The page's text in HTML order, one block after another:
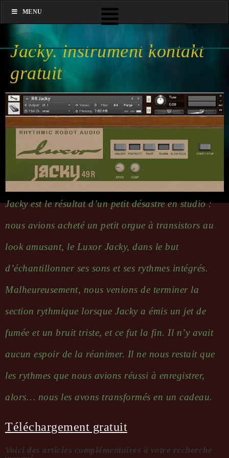
Jacky. instrument kontakt
gratuit
Jacky est le résultat d’un petit désastre en studio :
nous avions acheté un petit orgue à transistors au
look amusant, le Luxor Jacky, dans le but
d’échantillonner ses sons et ses rythmes intégrés.
Malheureusement, nous venions de terminer la
section rythmique lorsque Jacky a émis un jet de
fumée et un bruit triste, et ce fut la fin. Il n’y avait
aucun espoir de la réanimer. Il ne nous restait que
les rythmes que nous avions réussi à enregistrer,
alors… nous les avons transformés en un cadeau.
Téléchargement gratuit
Voici des articles complémentaires à votre recherche
...........:
MENU